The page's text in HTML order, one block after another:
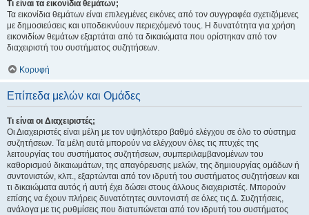
Τι είναι τα εικονίδια θεμάτων;
Τα εικονίδια θεμάτων είναι επιλεγμένες εικόνες από τον συγγραφέα σχετιζόμενες
με δημοσιεύσεις και υποδεικνύουν περιεχόμενό τους. Η δυνατότητα για χρήση
εικονιδίων θεμάτων εξαρτάται από τα δικαιώματα που ορίστηκαν από τον
διαχειριστή του συστήματος συζητήσεων.
Κορυφή
Επίπεδα μελών και Ομάδες
Τι είναι οι Διαχειριστές;
Οι Διαχειριστές είναι μέλη με τον υψηλότερο βαθμό ελέγχου σε όλο το σύστημα
συζητήσεων. Τα μέλη αυτά μπορούν να ελέγχουν όλες τις πτυχές της
λειτουργίας του συστήματος συζητήσεων, συμπεριλαμβανομένων του
καθορισμού δικαιωμάτων, της απαγόρευσης μελών, της δημιουργίας ομάδων ή
συντονιστών, κλπ., εξαρτώνται από τον ιδρυτή του συστήματος συζητήσεων και
τι δικαιώματα αυτός ή αυτή έχει δώσει στους άλλους διαχειριστές. Μπορούν
επίσης να έχουν πλήρεις δυνατότητες συντονιστή σε όλες τις Δ. Συζητήσεις,
ανάλογα με τις ρυθμίσεις που διατυπώνεται από τον ιδρυτή του συστήματος